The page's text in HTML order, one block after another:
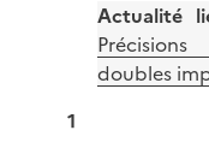
Actualité
doubles
1